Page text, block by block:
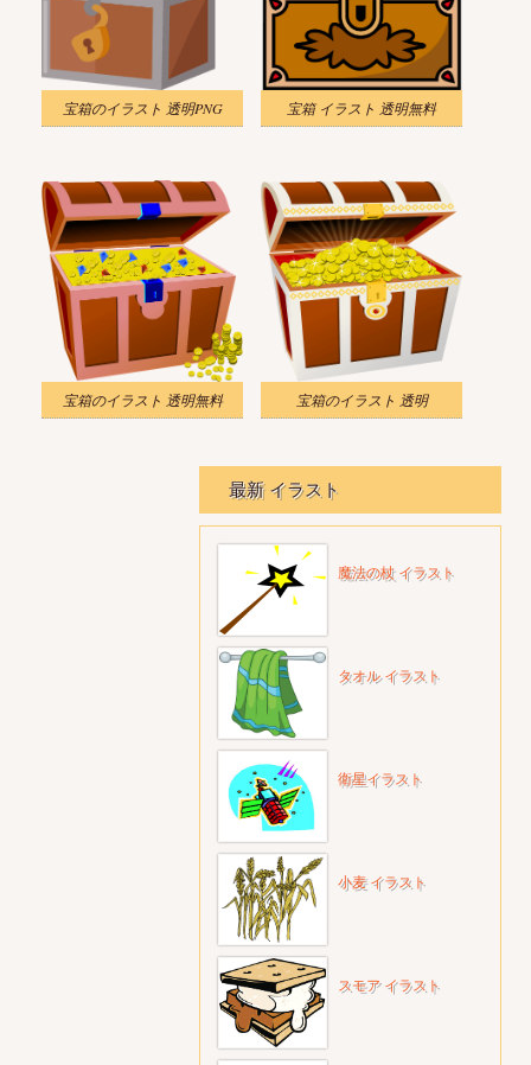
宝箱のイラスト 透明PNG 宝箱 イラスト 透明無料
宝箱のイラスト 透明無料 宝箱のイラスト 透明
最新 イラスト
魔法の杖 イラスト
タオル イラスト
衛星イラスト
小麦 イラスト
スモア イラスト